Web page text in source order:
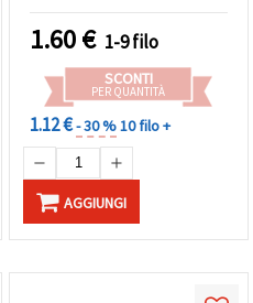
Creazioni Artigianali
Colorat
1.60€ 1-9 filo
SCONTI
PER QUANTITÀ
1.12 €- 30 %10 filo +
AGGIUNGI